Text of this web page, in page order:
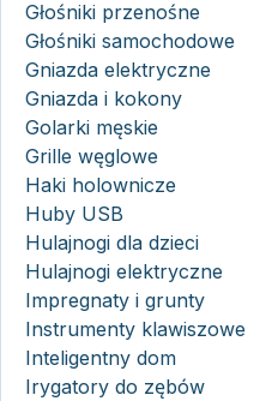
Głośniki przenośne
Głośniki samochodowe
Gniazda elektryczne
Gniazda i kokony
Golarki męskie
Grille węglowe
Haki holownicze
Huby USB
Hulajnogi dla dzieci
Hulajnogi elektryczne
Impregnaty i grunty
Instrumenty klawiszowe
Inteligentny dom
Irygatory do zębów